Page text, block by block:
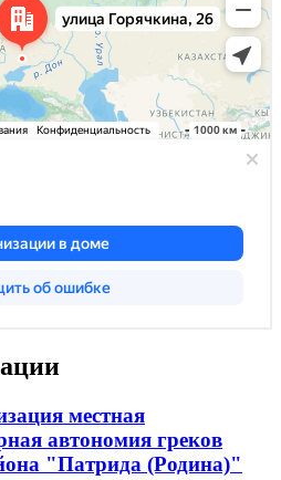
местная
автономия греков
"Патрида (Родина)"